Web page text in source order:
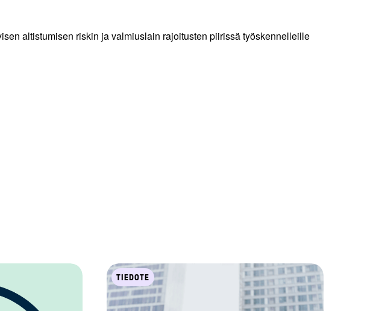
altistumisen riskin ja valmiuslain rajoitusten piirissä työskennelleille
TIEDOTE